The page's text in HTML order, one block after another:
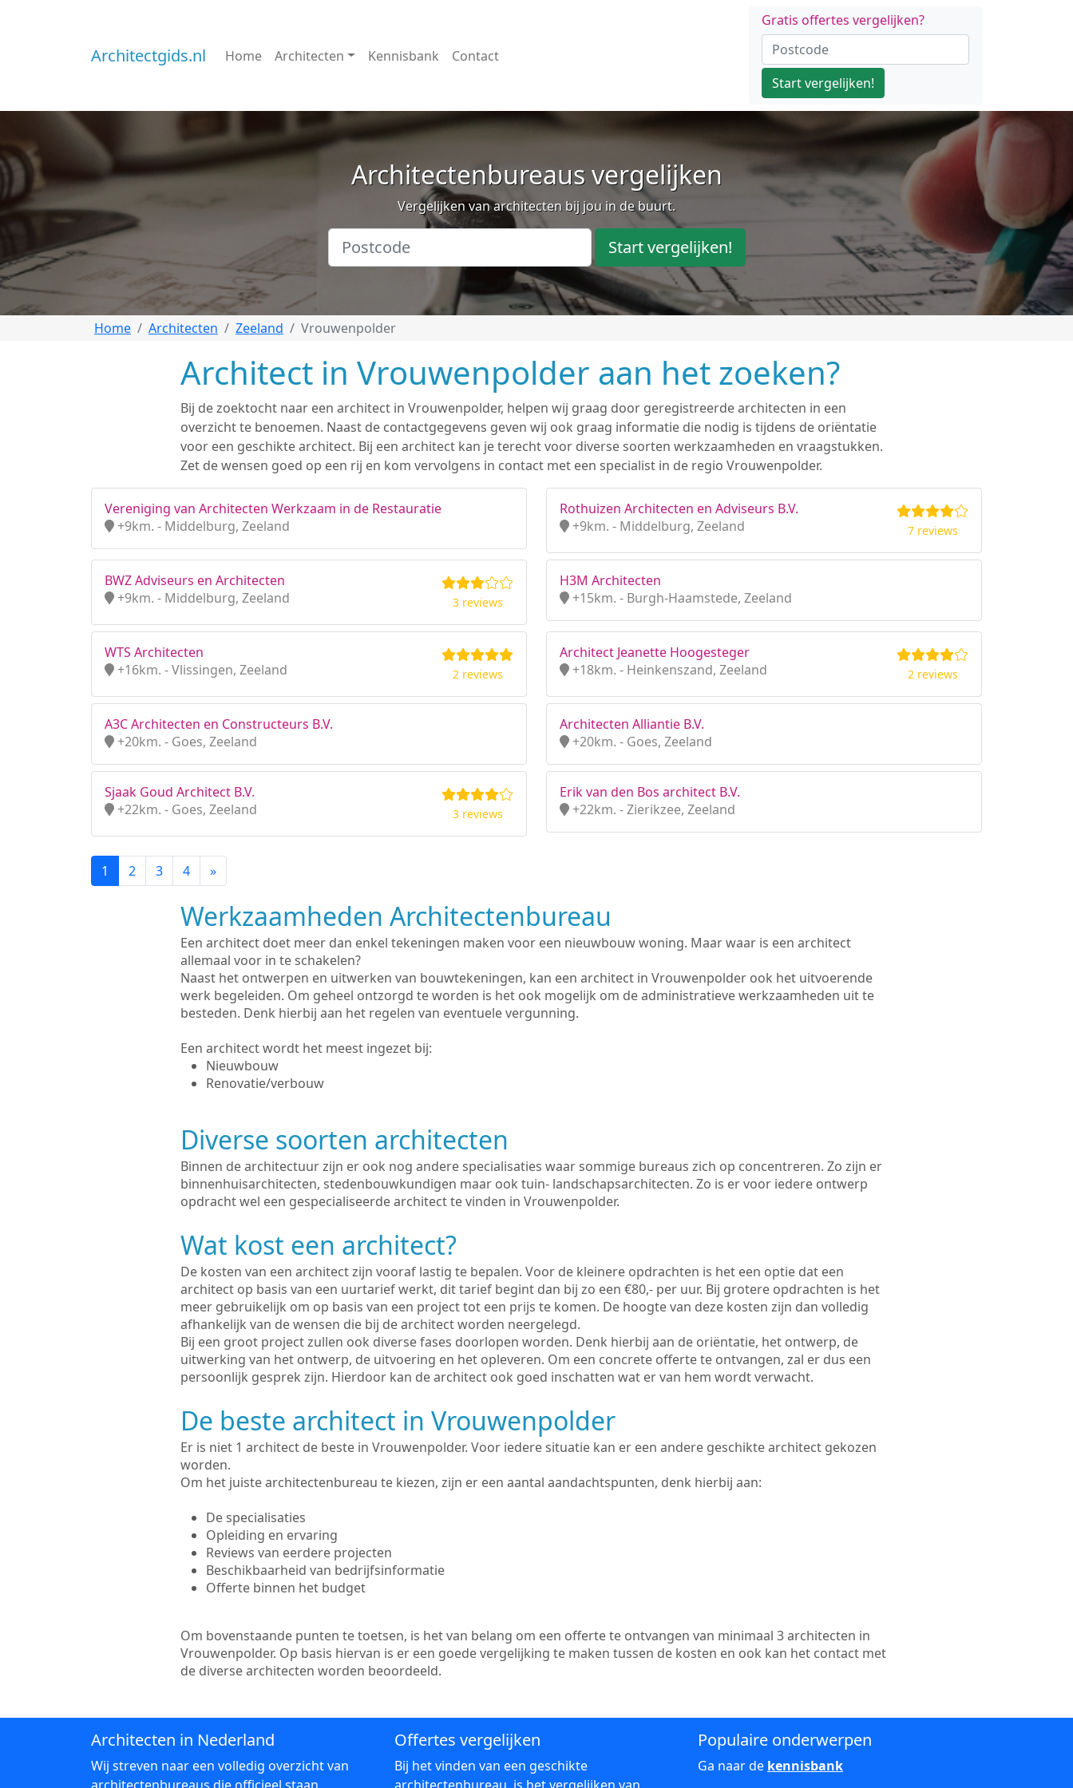
Architectgids.nl Home Architecten Kennisbank Contact
Gratis offertes vergelijken?
Start vergelijken!
Architectenbureaus vergelijken
Vergelijken van architecten bij jou in de buurt.
Start vergelijken!
Home Architecten Zeeland Vrouwenpolder
Architect in Vrouwenpolder aan het zoeken?
Bij de zoektocht naar een architect in Vrouwenpolder, helpen wij graag door geregistreerde architecten in een
overzicht te benoemen. Naast de contactgegevens geven wij ook graag informatie die nodig is tijdens de oriëntatie
voor een geschikte architect. Bij een architect kan je terecht voor diverse soorten werkzaamheden en vraagstukken.
Zet de wensen goed op een rij en kom vervolgens in contact met een specialist in de regio Vrouwenpolder.
Vereniging van Architecten Werkzaam in de Restauratie
+9km. - Middelburg, Zeeland
Rothuizen Architecten en Adviseurs B.V.
+9km. - Middelburg, Zeeland
7 reviews
BWZ Adviseurs en Architecten
+9km. - Middelburg, Zeeland
3 reviews
H3M Architecten
+15km. - Burgh-Haamstede, Zeeland
WTS Architecten
+16km. - Vlissingen, Zeeland
2 reviews
Architect Jeanette Hoogesteger
+18km. - Heinkenszand, Zeeland
2 reviews
A3C Architecten en Constructeurs B.V.
+20km. - Goes, Zeeland
Architecten Alliantie B.V.
+20km. - Goes, Zeeland
Sjaak Goud Architect B.V.
+22km. - Goes, Zeeland
3 reviews
Erik van den Bos architect B.V.
+22km. - Zierikzee, Zeeland
1 2 3 4 »
Werkzaamheden Architectenbureau
Een architect doet meer dan enkel tekeningen maken voor een nieuwbouw woning. Maar waar is een architect
allemaal voor in te schakelen?
Naast het ontwerpen en uitwerken van bouwtekeningen, kan een architect in Vrouwenpolder ook het uitvoerende
werk begeleiden. Om geheel ontzorgd te worden is het ook mogelijk om de administratieve werkzaamheden uit te
besteden. Denk hierbij aan het regelen van eventuele vergunning.
Een architect wordt het meest ingezet bij:
Nieuwbouw
Renovatie/verbouw
Diverse soorten architecten
Binnen de architectuur zijn er ook nog andere specialisaties waar sommige bureaus zich op concentreren. Zo zijn er
binnenhuisarchitecten, stedenbouwkundigen maar ook tuin- landschapsarchitecten. Zo is er voor iedere ontwerp
opdracht wel een gespecialiseerde architect te vinden in Vrouwenpolder.
Wat kost een architect?
De kosten van een architect zijn vooraf lastig te bepalen. Voor de kleinere opdrachten is het een optie dat een
architect op basis van een uurtarief werkt, dit tarief begint dan bij zo een €80,- per uur. Bij grotere opdrachten is het
meer gebruikelijk om op basis van een project tot een prijs te komen. De hoogte van deze kosten zijn dan volledig
afhankelijk van de wensen die bij de architect worden neergelegd.
Bij een groot project zullen ook diverse fases doorlopen worden. Denk hierbij aan de oriëntatie, het ontwerp, de
uitwerking van het ontwerp, de uitvoering en het opleveren. Om een concrete offerte te ontvangen, zal er dus een
persoonlijk gesprek zijn. Hierdoor kan de architect ook goed inschatten wat er van hem wordt verwacht.
De beste architect in Vrouwenpolder
Er is niet 1 architect de beste in Vrouwenpolder. Voor iedere situatie kan er een andere geschikte architect gekozen
worden.
Om het juiste architectenbureau te kiezen, zijn er een aantal aandachtspunten, denk hierbij aan:
De specialisaties
Opleiding en ervaring
Reviews van eerdere projecten
Beschikbaarheid van bedrijfsinformatie
Offerte binnen het budget
Om bovenstaande punten te toetsen, is het van belang om een offerte te ontvangen van minimaal 3 architecten in
Vrouwenpolder. Op basis hiervan is er een goede vergelijking te maken tussen de kosten en ook kan het contact met
de diverse architecten worden beoordeeld.
Architecten in Nederland
Wij streven naar een volledig overzicht van
Offertes vergelijken
Bij het vinden van een geschikte
Populaire onderwerpen
Ga naar de kennisbank